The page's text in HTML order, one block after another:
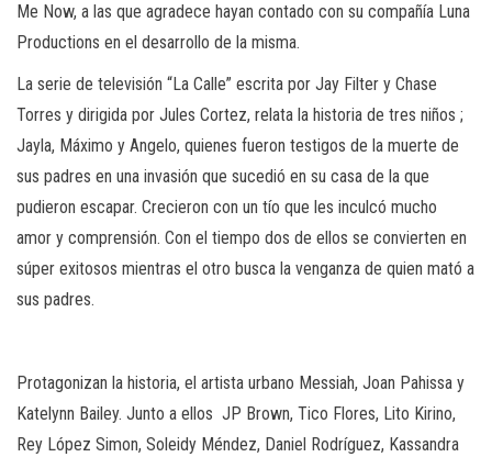
Me Now, a las que agradece hayan contado con su compañía Luna
Productions en el desarrollo de la misma.
La serie de televisión “La Calle” escrita por Jay Filter y Chase
Torres y dirigida por Jules Cortez, relata la historia de tres niños ;
Jayla, Máximo y Angelo, quienes fueron testigos de la muerte de
sus padres en una invasión que sucedió en su casa de la que
pudieron escapar. Crecieron con un tío que les inculcó mucho
amor y comprensión. Con el tiempo dos de ellos se convierten en
súper exitosos mientras el otro busca la venganza de quien mató a
sus padres.
Protagonizan la historia, el artista urbano Messiah, Joan Pahissa y
Katelynn Bailey. Junto a ellos JP Brown, Tico Flores, Lito Kirino,
Rey López Simon, Soleidy Méndez, Daniel Rodríguez, Kassandra